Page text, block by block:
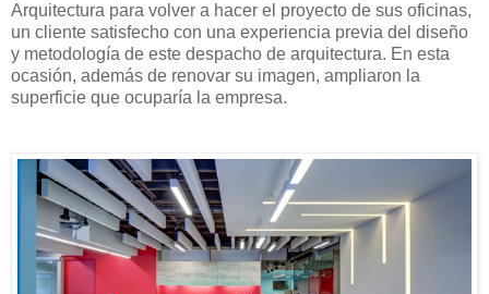
Arquitectura para volver a hacer el proyecto de sus oficinas,
un cliente satisfecho con una experiencia previa del diseño
y metodología de este despacho de arquitectura. En esta
ocasión, además de renovar su imagen, ampliaron la
superficie que ocuparía la empresa.